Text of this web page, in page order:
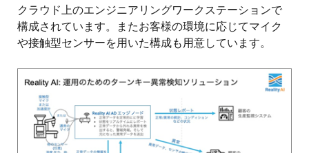
クラウド上のエンジニアリングワークステーションで
構成されています。またお客様の環境に応じてマイク
や接触型センサーを用いた構成も用意しています。
画